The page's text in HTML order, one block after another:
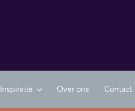
Inspiratie Over ons Contact